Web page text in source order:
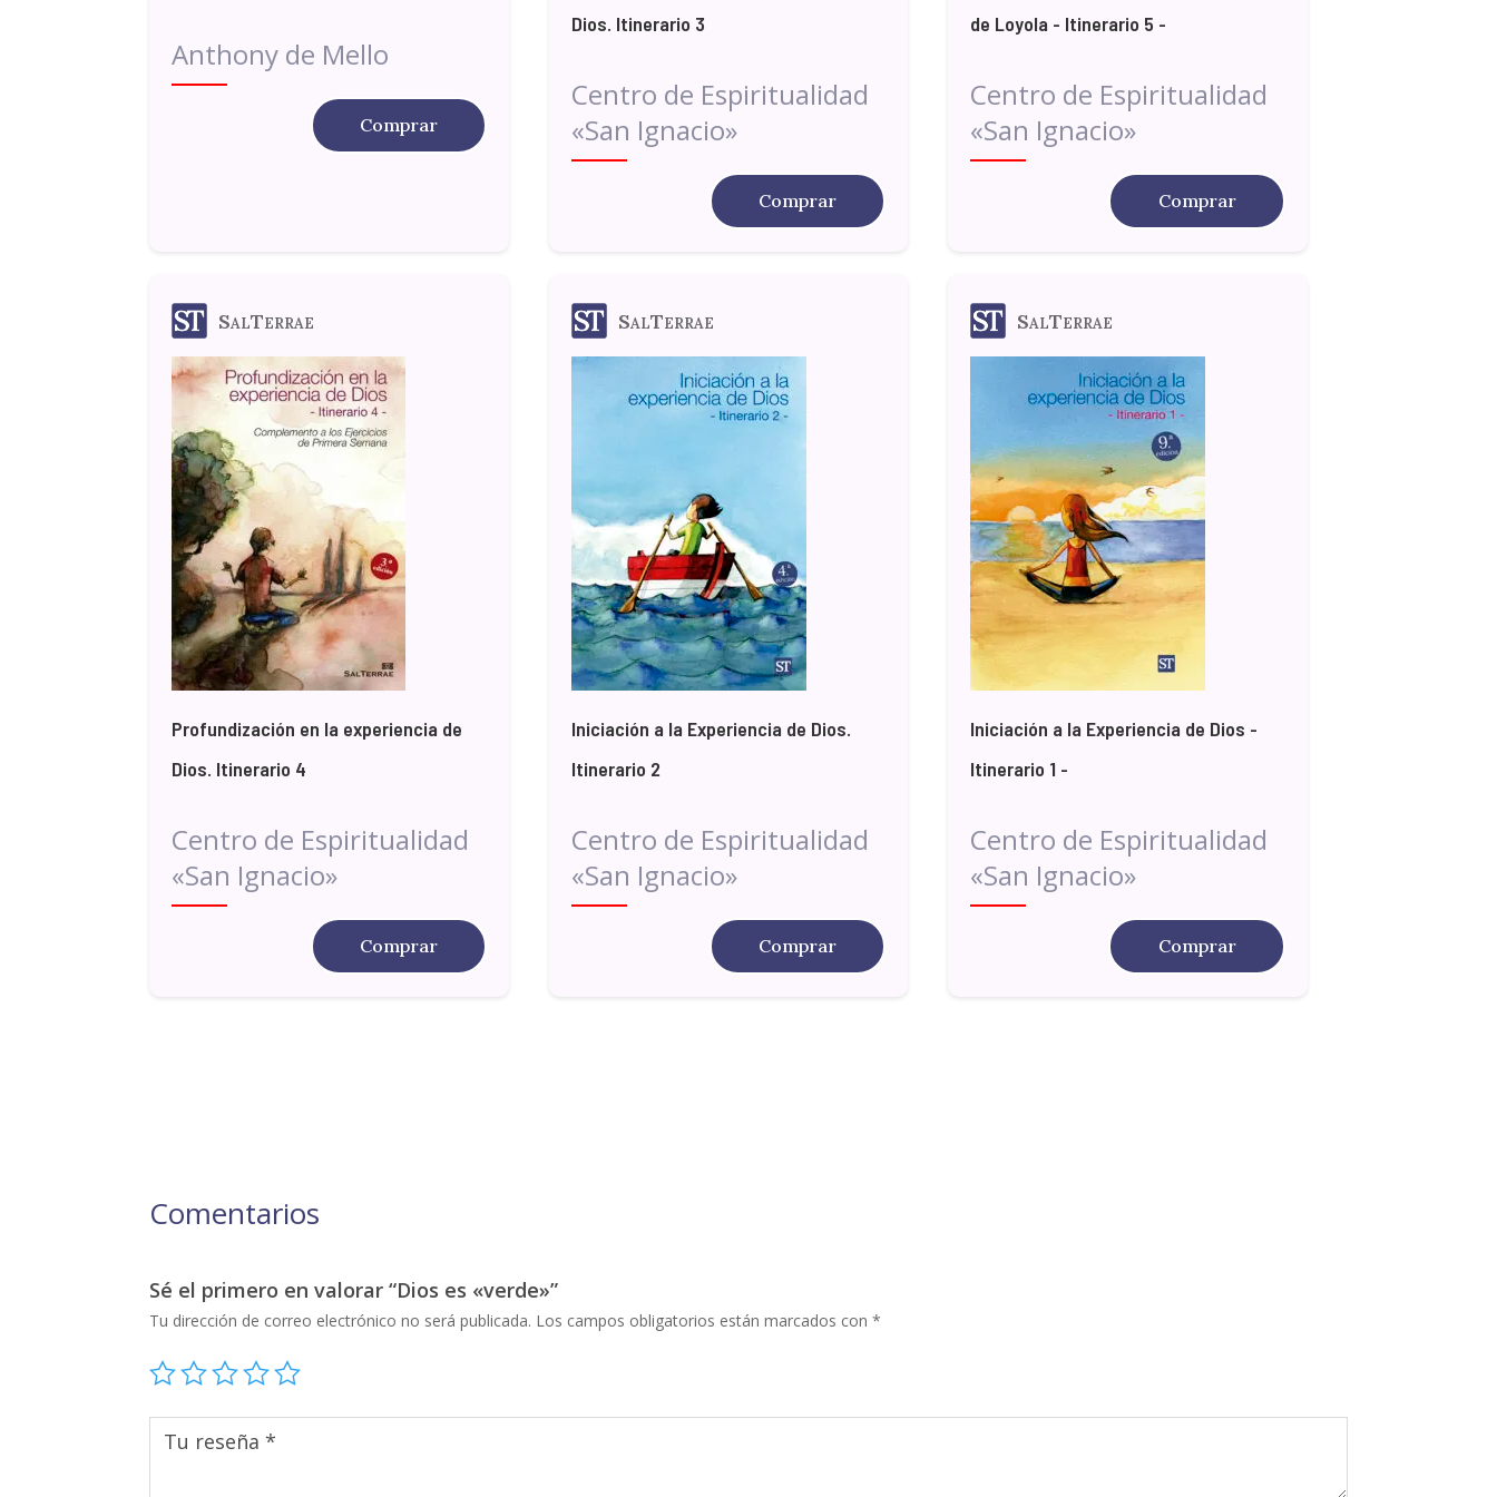
Anthony de Mello
Comprar
Dios. Itinerario 3
Centro de Espiritualidad
«San Ignacio»
Comprar
de Loyola - Itinerario 5 -
Centro de Espiritualidad
«San Ignacio»
Comprar
SalTerrae
Profundización en la experiencia de
Dios. Itinerario 4
Centro de Espiritualidad
«San Ignacio»
Comprar
SalTerrae
Iniciación a la Experiencia de Dios.
Itinerario 2
Centro de Espiritualidad
«San Ignacio»
Comprar
SalTerrae
Iniciación a la Experiencia de Dios -
Itinerario 1 -
Centro de Espiritualidad
«San Ignacio»
Comprar
Comentarios
Sé el primero en valorar “Dios es «verde»”
Tu dirección de correo electrónico no será publicada. Los campos obligatorios están marcados con*